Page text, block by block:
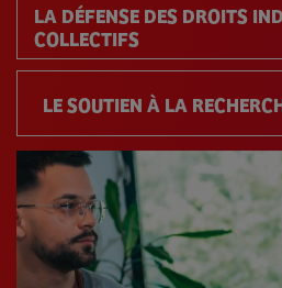
LA DÉFENSE DES DROITS
COLLECTIFS
LE SOUTIEN À LA